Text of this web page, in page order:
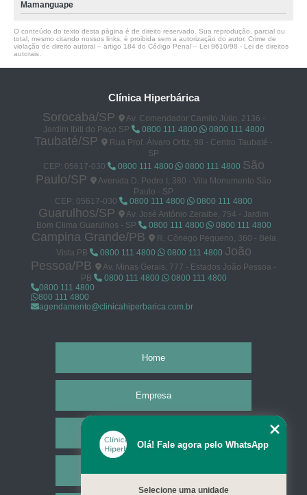
Mamanguape
O conteúdo do texto desta página é de direito reservado. Sua reprodução, parcial ou
total, mesmo citando nossos links, é proibida sem a autorização do autor. Crime de
violação de direito autoral – artigo 184 do Código Penal – Lei 9610/98 - Lei de direitos
autorais
Clínica Hiperbárica
Sorocaba/SP
Av. Comendador Camilo Júlio, 2136 -
Jardim Ibiti do Paço SP
0800 111 4800 0800 111 4800
Taubaté/SP
Rua Prof. Álvaro Ortiz, 98 - Centro Taubaté -
SP
CEP: 05617-030
0800 111 4800 0800 111 4800 São
Paulo/SP
Avenida D. Pedro I, 380 - Vila Monumento São
Paulo - SP
CEP: 05617-030
0800 111 4800 0800 111 4800
Guarulhos/SP
Av. José Antônio Zeraibe, 754 - Jardim
Bom Clima Guarulhos - SP
0800 111 4800 0800 111 4800
Campina Grande/PB
R. Cônego Pequeno, 360 - Bela
Vista PB
0800 111 4800 0800 111 4800 João
Pessoa/PB
Av. Minas Gerais, 777 - Estados João Pessoa -
PB
0800 111 4800
0800 111 4800
0800 111 4800
800 111 4800
agendamento@clinicahiperbarica.com.br
Home
Empresa
Olá! Fale agora pelo WhatsApp
Selecione uma unidade